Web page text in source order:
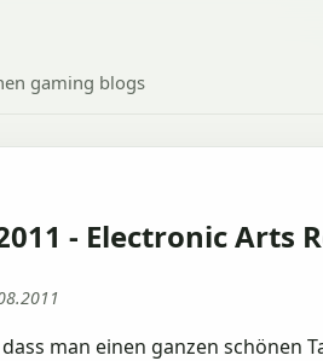
gaming blogs
- Electronic Arts
man einen ganzen schönen